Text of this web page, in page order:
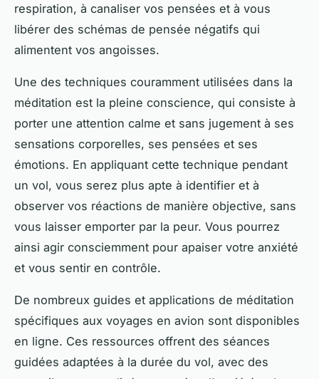
respiration, à canaliser vos pensées et à vous
libérer des schémas de pensée négatifs qui
alimentent vos angoisses.
Une des techniques couramment utilisées dans la
méditation est la pleine conscience, qui consiste à
porter une attention calme et sans jugement à ses
sensations corporelles, ses pensées et ses
émotions. En appliquant cette technique pendant
un vol, vous serez plus apte à identifier et à
observer vos réactions de manière objective, sans
vous laisser emporter par la peur. Vous pourrez
ainsi agir consciemment pour apaiser votre anxiété
et vous sentir en contrôle.
De nombreux guides et applications de méditation
spécifiques aux voyages en avion sont disponibles
en ligne. Ces ressources offrent des séances
guidées adaptées à la durée du vol, avec des